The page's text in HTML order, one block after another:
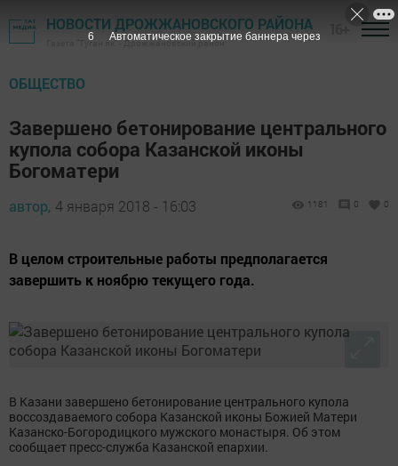
НОВОСТИ ДРОЖЖАНОВСКОГО РАЙОНА
Газета "Туган як" - Дрожжановский район
ОБЩЕСТВО
Завершено бетонирование центрального
купола собора Казанской иконы
Богоматери
автор, 4 января 2018 - 16:03 1181 0 0
В целом строительные работы предполагается
завершить к ноябрю текущего года.
В Казани завершено бетонирование центрального купола
воссоздаваемого собора Казанской иконы Божией Матери
Казанско-Богородицкого мужского монастыря. Об этом
сообщает пресс-служба Казанской епархии.
5 Автоматическое закрытие баннера через